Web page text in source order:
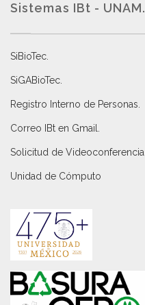
Sistemas IBt - UNAM.
SiBioTec
SiGABioTec.
Registro Interno de Personas
Correo IBt en Gmail
Solicitud de Videoconferencia.
Unidad de Cómputo